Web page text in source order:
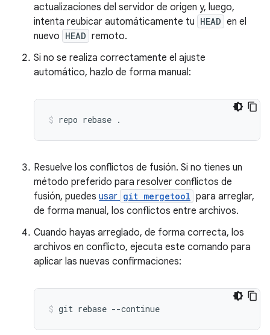
actualizaciones del servidor de origen y, luego,
intenta reubicar automáticamente tu HEAD en el
nuevo HEAD remoto.
Si no se realiza correctamente el ajuste
automático, hazlo de forma manual:
repo rebase .
Resuelve los conflictos de fusión. Si no tienes un
método preferido para resolver conflictos de
fusión, puedes usar git mergetool para arreglar,
de forma manual, los conflictos entre archivos.
Cuando hayas arreglado, de forma correcta, los
archivos en conflicto, ejecuta este comando para
aplicar las nuevas confirmaciones:
git rebase --continue